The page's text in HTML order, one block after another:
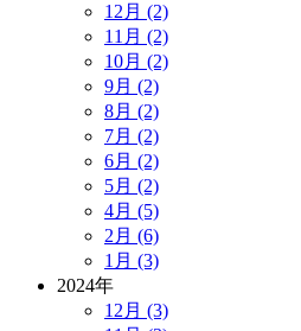
12月 (2)
11月 (2)
10月 (2)
9月 (2)
8月 (2)
7月 (2)
6月 (2)
5月 (2)
4月 (5)
2月 (6)
1月 (3)
2024年
12月 (3)